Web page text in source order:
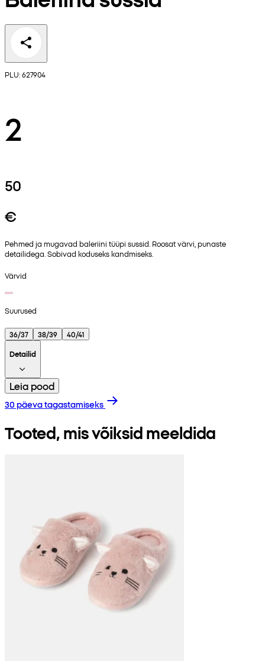
PLU: 627904
2
50
€
Pehmed ja mugavad baleriini tüüpi sussid. Roosat värvi, punaste
detailidega. Sobivad koduseks kandmiseks.
Värvid
Suurused
36/37 38/39
40/41
Detailid
Leia pood
30 päeva tagastamiseks
Tooted, mis võiksid meeldida